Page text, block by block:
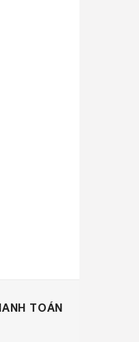
TOÁN